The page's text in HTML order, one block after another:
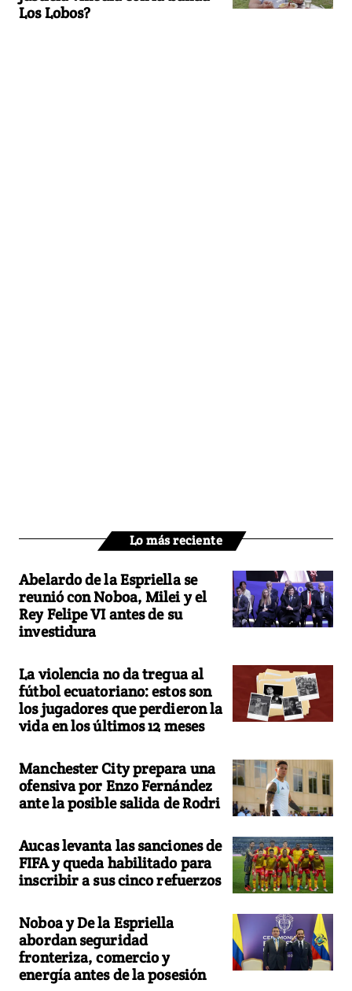
Los Lobos?
Lo más reciente
Abelardo de la Espriella se
reunió con Noboa, Milei y el
Rey Felipe VI antes de su
investidura
La violencia no da tregua al
fútbol ecuatoriano: estos son
los jugadores que perdieron la
vida en los últimos 12 meses
Manchester City prepara una
ofensiva por Enzo Fernández
ante la posible salida de Rodri
Aucas levanta las sanciones de
FIFA y queda habilitado para
inscribir a sus cinco refuerzos
Noboa y De la Espriella
abordan seguridad
fronteriza, comercio y
energía antes de la posesión